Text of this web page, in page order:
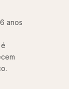
anos